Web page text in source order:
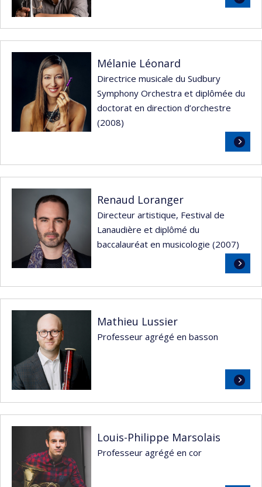
la
suite
Mélanie Léonard
Directrice musicale du Sudbury
Symphony Orchestra et diplômée du
doctorat en direction d’orchestre
(2008)
Lire
la
Renaud Loranger
Directeur artistique, Festival de
Lanaudière et diplômé du
baccalauréat en musicologie (2007)
Lire
la
Mathieu Lussier
Professeur agrégé en basson
Lire
la
Louis-Philippe Marsolais
Professeur agrégé en cor